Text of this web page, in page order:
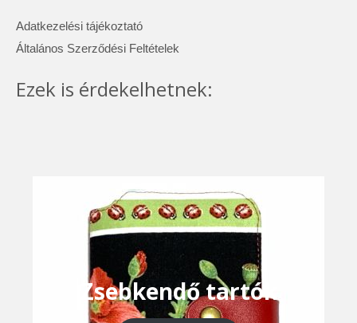
Adatkezelési tájékoztató
Általános Szerződési Feltételek
Ezek is érdekelhetnek:
Zsebkendő tartók